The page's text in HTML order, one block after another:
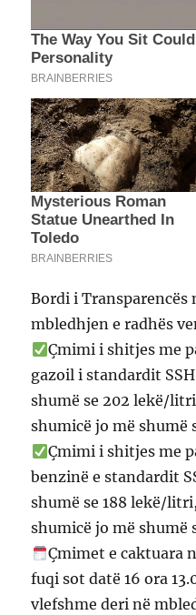
Bordi i Transparencës
mbledhjen e radhës
Çmimi i shitjes me
gazoil i standardit
shumë se 202 lekë/
shumicë jo më shumë
Çmimi i shitjes me
benzinë e standardit
shumë se 188 lekë/
shumicë jo më shumë
Çmimet e caktuara
fuqi sot datë 16 ora
vlefshme deri në